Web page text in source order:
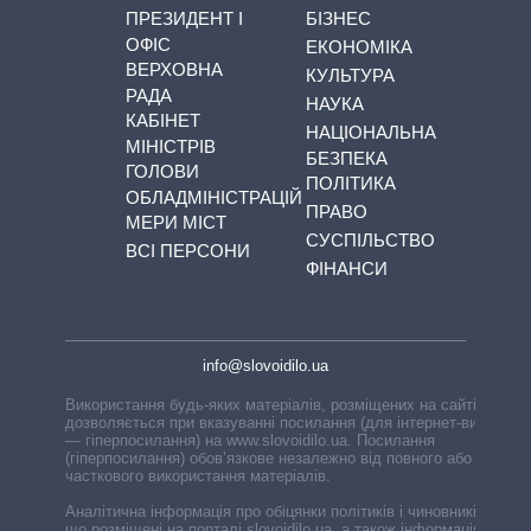
ПРЕЗИДЕНТ І
ОФІС
ВЕРХОВНА
РАДА
КАБІНЕТ
МІНІСТРІВ
ГОЛОВИ
ОБЛАДМІНІСТРАЦІЙ
МЕРИ МІСТ
ВСІ ПЕРСОНИ
БІЗНЕС
ЕКОНОМІКА
КУЛЬТУРА
НАУКА
НАЦІОНАЛЬНА
БЕЗПЕКА
ПОЛІТИКА
ПРАВО
СУСПІЛЬСТВО
ФІНАНСИ
info@slovoidilo.ua
Використання будь-яких матеріалів, розміщених на сайті,
дозволяється при вказуванні посилання (для інтернет-видань
— гіперпосилання) на www.slovoidilo.ua. Посилання
(гіперпосилання) обов’язкове незалежно від повного або
часткового використання матеріалів.
Аналітична інформація про обіцянки політиків і чиновників,